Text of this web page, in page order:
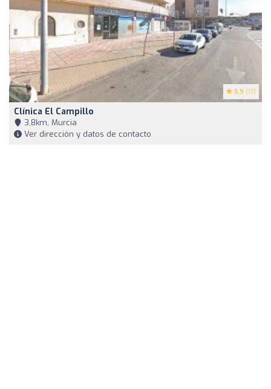
3.9 (17)
Clínica El Campillo
3,8km, Murcia
Ver dirección y datos de contacto